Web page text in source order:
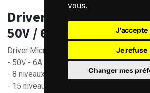
vous.
J'accepte
Je refuse
Changer mes
Driver pas à pas
50V / 6A
Driver Micropas 2CM560
- 50V - 6A
- 8 niveaux de réglage de courant de
- 15 niveaux de résolution de 200~25 600